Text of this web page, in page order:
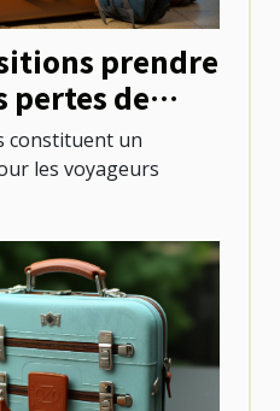
prendre
pertes de
voyages en
constituent un
les voyageurs